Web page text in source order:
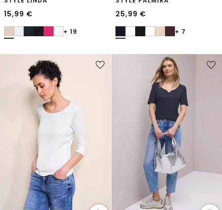
15,99 €
+ 19
25,99 €
+ 7